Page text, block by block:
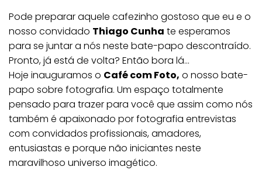
Pode preparar aquele cafezinho gostoso que eu e o
nosso convidado Thiago Cunha te esperamos
para se juntar a nós neste bate-papo descontraído.
Pronto, já está de volta? Então bora lá…
Hoje inauguramos o Café com Foto, o nosso bate-
papo sobre fotografia. Um espaço totalmente
pensado para trazer para você que assim como nós
também é apaixonado por fotografia entrevistas
com convidados profissionais, amadores,
entusiastas e porque não iniciantes neste
maravilhoso universo imagético.